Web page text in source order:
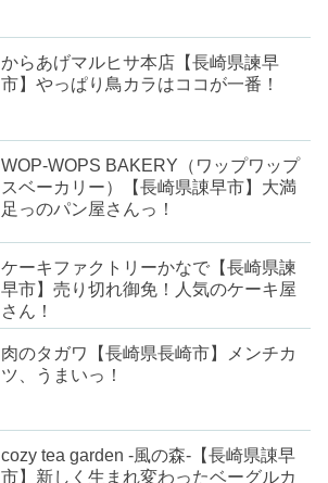
からあげマルヒサ本店【長崎県諫早
市】やっぱり鳥カラはココが一番！
WOP-WOPS BAKERY（ワップワップ
スベーカリー）【長崎県諌早市】大満
足っのパン屋さんっ！
ケーキファクトリーかなで【長崎県諫
早市】売り切れ御免！人気のケーキ屋
さん！
肉のタガワ【長崎県長崎市】メンチカ
ツ、うまいっ！
cozy tea garden -風の森-【長崎県諌早
市】新しく生まれ変わったベーグルカ